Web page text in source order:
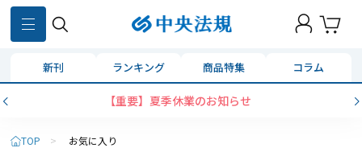
新刊 ランキング 商品特集 コラム
【重要】夏季休業のお知らせ
TOP > お気に入り